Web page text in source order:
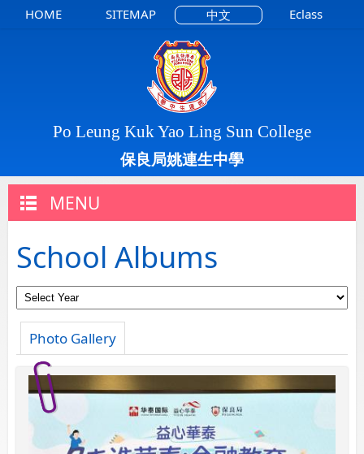
Po Leung Kuk Yao Ling Sun College
保良局姚連生中學
HOME SITEMAP 中文 Eclass
MENU
School Albums
Photo Gallery